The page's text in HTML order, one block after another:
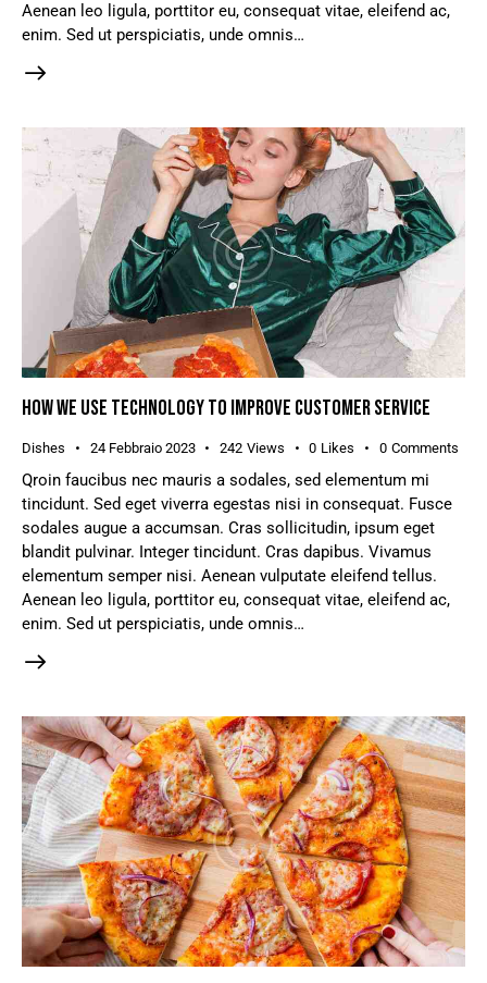
Aenean leo ligula, porttitor eu, consequat vitae, eleifend ac,
enim. Sed ut perspiciatis, unde omnis…
HOW WE USE TECHNOLOGY TO IMPROVE CUSTOMER SERVICE
Dishes 24 Febbraio 2023 242 Views 0 Likes 0 Comments
Qroin faucibus nec mauris a sodales, sed elementum mi
tincidunt. Sed eget viverra egestas nisi in consequat. Fusce
sodales augue a accumsan. Cras sollicitudin, ipsum eget
blandit pulvinar. Integer tincidunt. Cras dapibus. Vivamus
elementum semper nisi. Aenean vulputate eleifend tellus.
Aenean leo ligula, porttitor eu, consequat vitae, eleifend ac,
enim. Sed ut perspiciatis, unde omnis…